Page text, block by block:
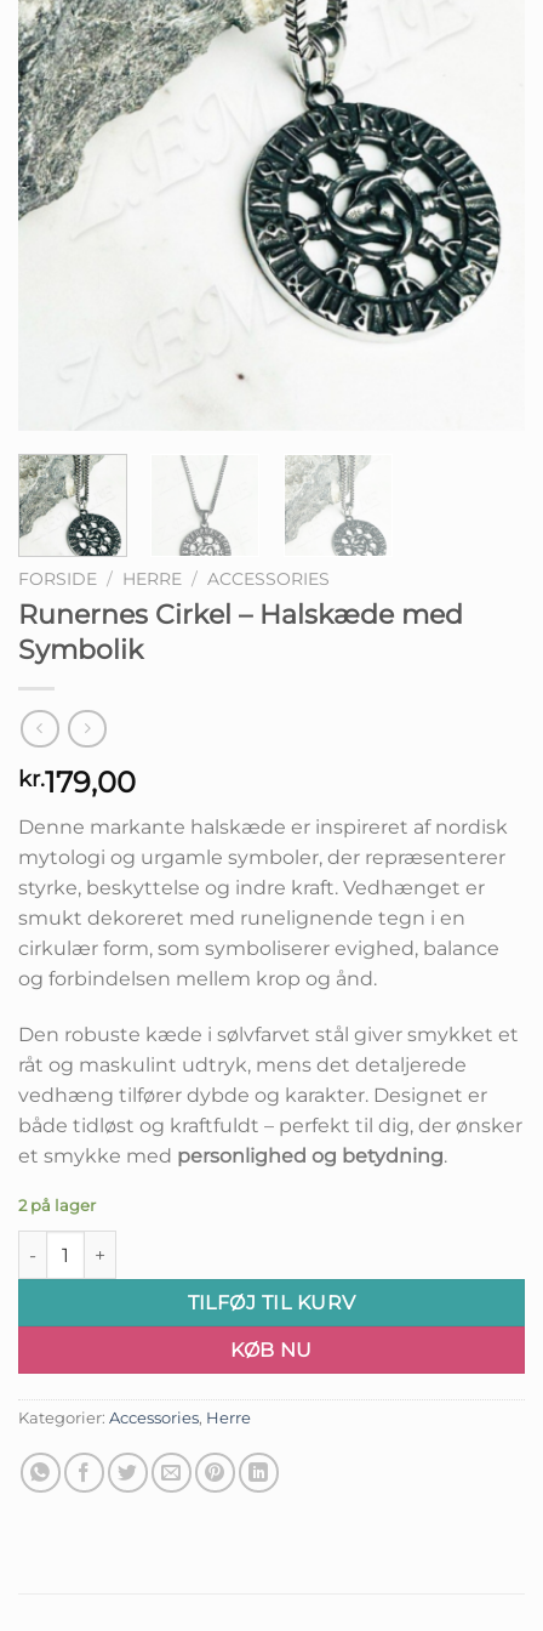
FORSIDE / HERRE / ACCESSORIES
Runernes Cirkel – Halskæde med
Symbolik
kr.179,00
Denne markante halskæde er inspireret af nordisk
mytologi og urgamle symboler, der repræsenterer
styrke, beskyttelse og indre kraft. Vedhænget er
smukt dekoreret med runelignende tegn i en
cirkulær form, som symboliserer evighed, balance
og forbindelsen mellem krop og ånd.
Den robuste kæde i sølvfarvet stål giver smykket et
råt og maskulint udtryk, mens det detaljerede
vedhæng tilfører dybde og karakter. Designet er
både tidløst og kraftfuldt – perfekt til dig, der ønsker
et smykke med personlighed og betydning.
2 på lager
Runernes Cirkel – Halskæde med Symbolik antal
TILFØJ TIL KURV
KØB NU
Kategorier: Accessories, Herre